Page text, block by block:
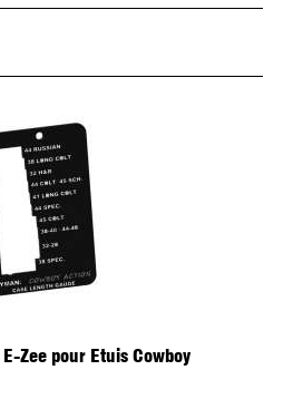
Zee pour Etuis Cowboy